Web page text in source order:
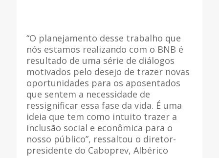
“O planejamento desse trabalho que
nós estamos realizando com o BNB é
resultado de uma série de diálogos
motivados pelo desejo de trazer novas
oportunidades para os aposentados
que sentem a necessidade de
ressignificar essa fase da vida. É uma
ideia que tem como intuito trazer a
inclusão social e econômica para o
nosso público”, ressaltou o diretor-
presidente do Caboprev, Albérico